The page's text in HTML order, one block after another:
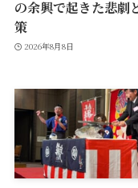
の余興で起きた悲劇
策
2026年8月8日